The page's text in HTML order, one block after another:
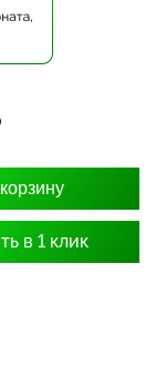
в 1 клик